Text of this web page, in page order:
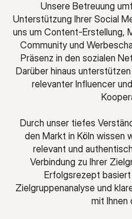
Unsere Betreuung
Unterstützung Ihrer Social
uns um Content-Erstellung,
Community und
Präsenz in den sozialen
Darüber hinaus
relevanter Influencer
Durch unser tiefes
den Markt in Köln wissen
relevant und
Verbindung zu Ihrer
Erfolgsrezept
Zielgruppenanalyse und
mit Ihnen